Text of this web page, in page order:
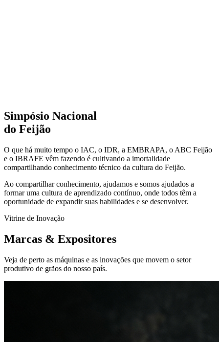
Simpósio Nacional
do Feijão
O que há muito tempo o IAC, o IDR, a EMBRAPA, o ABC Feijão
e o IBRAFE vêm fazendo é cultivando a imortalidade
compartilhando conhecimento técnico da cultura do Feijão.
Ao compartilhar conhecimento, ajudamos e somos ajudados a
formar uma cultura de aprendizado contínuo, onde todos têm a
oportunidade de expandir suas habilidades e se desenvolver.
Vitrine de Inovação
Marcas & Expositores
Veja de perto as máquinas e as inovações que movem o setor
produtivo de grãos do nosso país.